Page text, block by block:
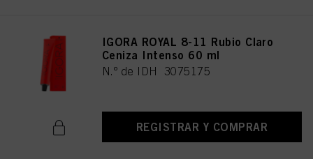
IGORA ROYAL 8-11 Rubio Claro
Ceniza Intenso 60 ml
N.º de IDH 3075175
REGISTRAR Y COMPRAR